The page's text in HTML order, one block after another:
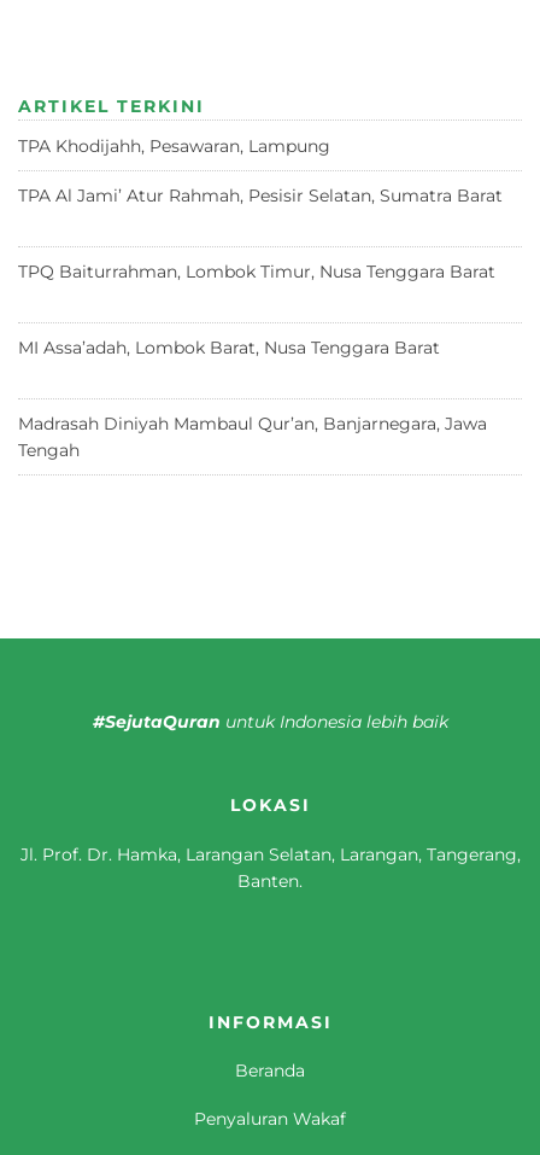
s
A
p
p
e
b
o
o
k
te
r
ra
m
d
s
ARTIKEL TERKINI
TPA Khodijahh, Pesawaran, Lampung
TPA Al Jami’ Atur Rahmah, Pesisir Selatan, Sumatra Barat
TPQ Baiturrahman, Lombok Timur, Nusa Tenggara Barat
MI Assa’adah, Lombok Barat, Nusa Tenggara Barat
Madrasah Diniyah Mambaul Qur’an, Banjarnegara, Jawa
Tengah
#SejutaQuran untuk Indonesia lebih baik
LOKASI
Jl. Prof. Dr. Hamka, Larangan Selatan, Larangan, Tangerang,
Banten.
INFORMASI
Beranda
Penyaluran Wakaf